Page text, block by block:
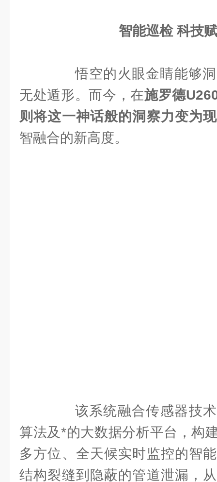
智能巡检 科技
悟空的火眼金睛能够洞
无处遁形。而今，在施罗德
则将这一神话般的洞察力变为
智融合的新高度。
该系统融合传感器技术
算法及*的大数据分析平台，构
多方位、全天候实时监控的智
结构裂缝到隐蔽的管道泄漏，